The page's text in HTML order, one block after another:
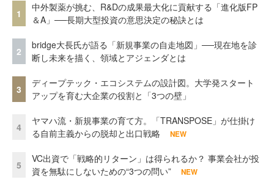
1
中外製薬が挑む、R&Dの成果最大化に貢献する「進化版FP
＆A」──長期大型投資の意思決定の秘訣とは
2
bridge大長氏が語る「新規事業の自走地図」──現在地を診
断し未来を描く、領域とアジェンダとは
3
ディープテック・エコシステムの設計図。大学発スタート
アップを育む大企業の役割と「3つの壁」
4
ヤマハ流・新規事業の育て方。「TRANSPOSE」が仕掛け
る自前主義からの脱却と出口戦略
NEW
5
VC出資で「戦略的リターン」は得られるか？ 事業会社が投
資を無駄にしないための“3つの問い”
NEW